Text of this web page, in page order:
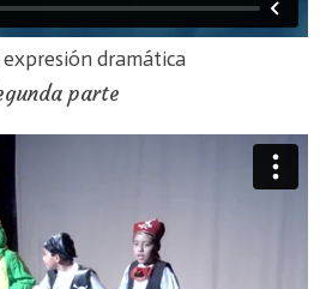
expresión dramática
parte